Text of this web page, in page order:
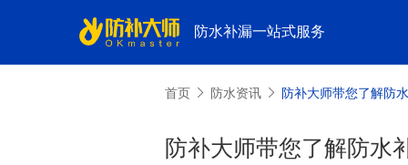
防水补漏一站式服务
首页 防水资讯 防补大师带您了解防
防补大师带您了解防水